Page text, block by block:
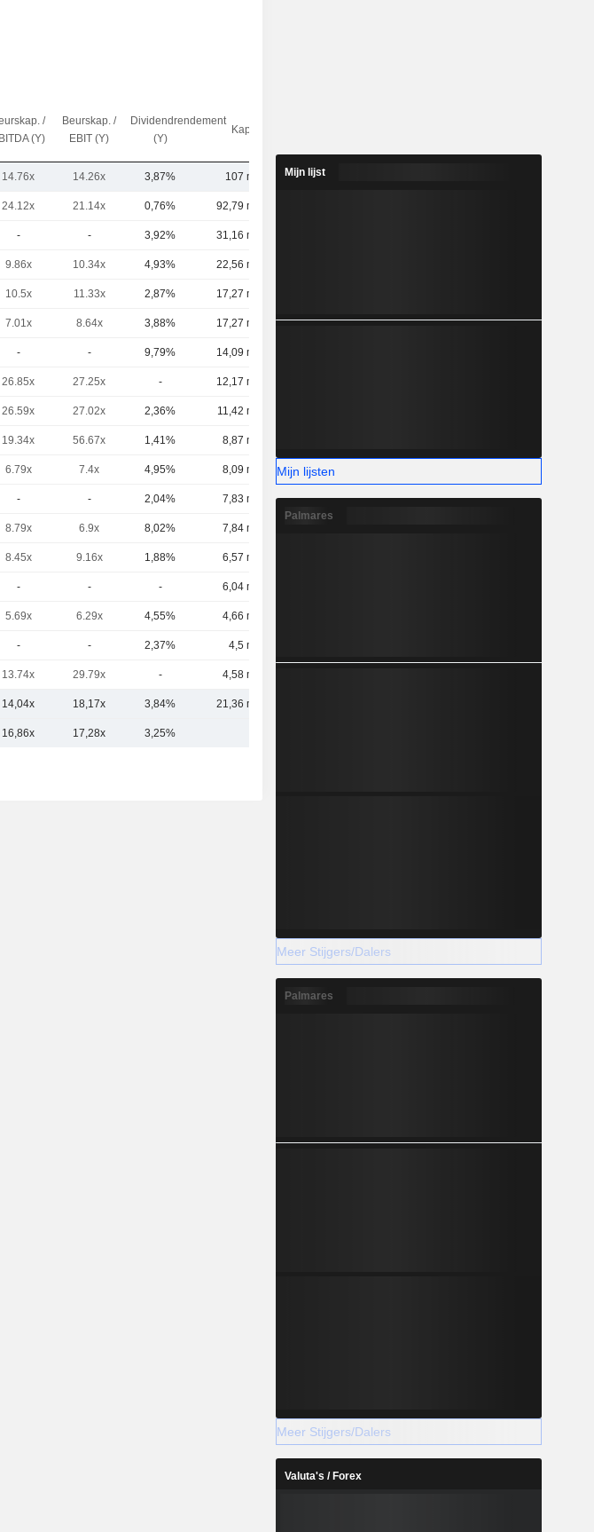
/
(Y)
Beurskap. /
EBIT (Y)
Dividendrendement
(Y)
Kap.($)
14.76x 14.26x 3,87% 107 mld.
24.12x 21.14x 0,76% 92,79 mld.
- - 3,92% 31,16 mld.
9.86x 10.34x 4,93% 22,56 mld.
10.5x 11.33x 2,87% 17,27 mld.
7.01x 8.64x 3,88% 17,27 mld.
- - 9,79% 14,09 mld.
26.85x 27.25x - 12,17 mld.
26.59x 27.02x 2,36% 11,42 mld.
19.34x 56.67x 1,41% 8,87 mld.
6.79x 7.4x 4,95% 8,09 mld.
- - 2,04% 7,83 mld.
8.79x 6.9x 8,02% 7,84 mld.
8.45x 9.16x 1,88% 6,57 mld.
- - - 6,04 mld.
5.69x 6.29x 4,55% 4,66 mld.
- - 2,37% 4,5 mld.
13.74x 29.79x - 4,58 mld.
14,04x 18,17x 3,84% 21,36 mld.
16,86x 17,28x 3,25%
Mijn lijst
Mijn lijsten
Palmares
Meer Stijgers/Dalers
Palmares
Meer Stijgers/Dalers
Valuta's / Forex